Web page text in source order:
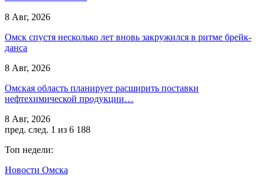
8 Авг, 2026
Омск спустя несколько лет вновь закружился в ритме брейк-
данса
8 Авг, 2026
Омская область планирует расширить поставки
нефтехимической продукции…
8 Авг, 2026
пред. след. 1 из 6 188
Топ недели:
Новости Омска